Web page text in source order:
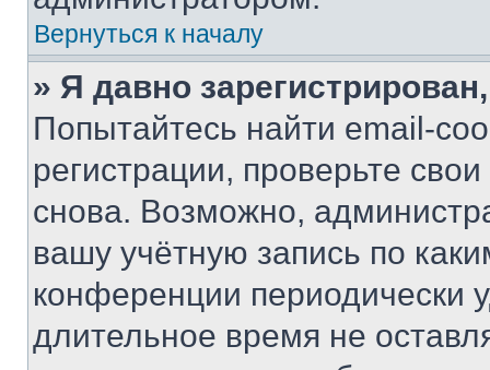
Вернуться к началу
» Я давно
Попытайтесь найти email-
регистрации, проверьте
снова. Возможно,
вашу учётную запись по
конференции периодически
длительное время не